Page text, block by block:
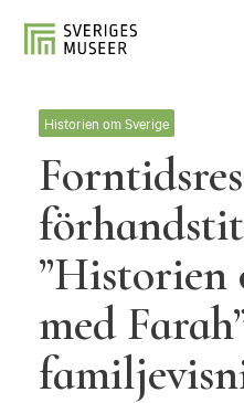
Historien om Sverige
”Historien
med